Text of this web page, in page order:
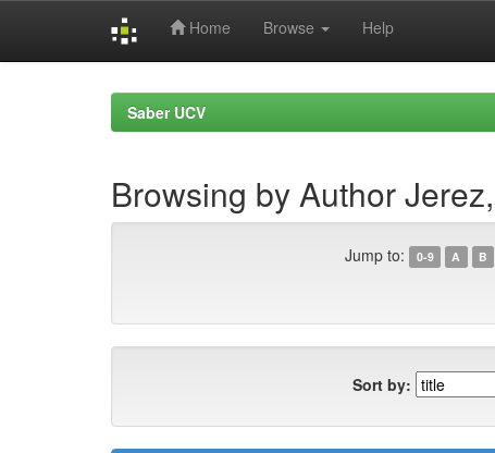
Home Browse Help
Saber UCV
Browsing by Author
Jump to: 0-9 A B
Sort by: